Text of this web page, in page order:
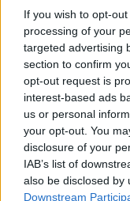
If you wish to opt-
processing of your
targeted advertising
section to confirm
opt-out request is
interest-based ads
us or personal
your opt-out. You
disclosure of your
IAB’s list of
also be disclosed by
Downstream
«Είναι σαν να
«Έχω πλήρη
Δεν είμαι
μου τη μέρα
γνωρίζω τι
Γνωρίζω τι